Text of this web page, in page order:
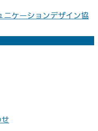
ニケーションデザイン協